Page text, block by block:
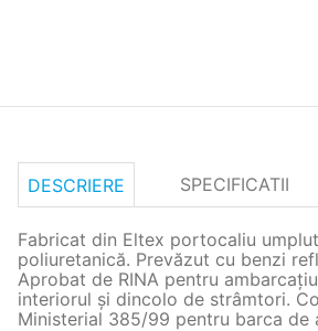
DESCRIERE SPECIFICATII
Fabricat din Eltex portocaliu
poliuretanică. Prevăzut cu benzi
Aprobat de RINA pentru
interiorul și dincolo de strâmtori.
Ministerial 385/99 pentru barca de